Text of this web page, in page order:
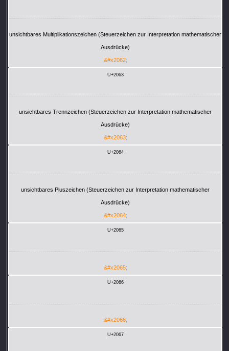
unsichtbares Multiplikationszeichen (Steuerzeichen zur Interpretation mathematischer
Ausdrücke)
&#x2062;
U+2063
unsichtbares Trennzeichen (Steuerzeichen zur Interpretation mathematischer
Ausdrücke)
&#x2063;
U+2064
unsichtbares Pluszeichen (Steuerzeichen zur Interpretation mathematischer
Ausdrücke)
&#x2064;
U+2065
&#x2065;
U+2066
&#x2066;
U+2067